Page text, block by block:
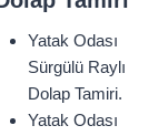
Yatak Odası
Sürgülü Raylı
Dolap Tamiri.
Yatak Odası